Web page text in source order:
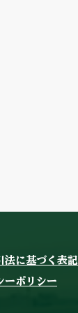
法に基づく表記
ーポリシー